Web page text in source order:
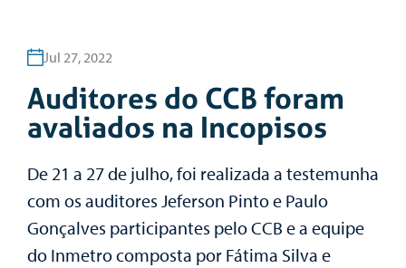
Jul 27, 2022
Auditores do CCB foram
avaliados na Incopisos
De 21 a 27 de julho, foi realizada a testemunha
com os auditores Jeferson Pinto e Paulo
Gonçalves participantes pelo CCB e a equipe
do Inmetro composta por Fátima Silva e